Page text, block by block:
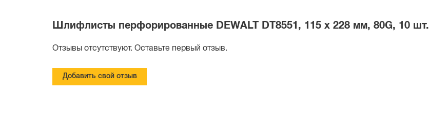
Шлифлисты перфорированные DEWALT DT8551, 115 x 228 мм, 80G, 10 шт.
Отзывы отсутствуют. Оставьте первый отзыв.
Добавить свой отзыв